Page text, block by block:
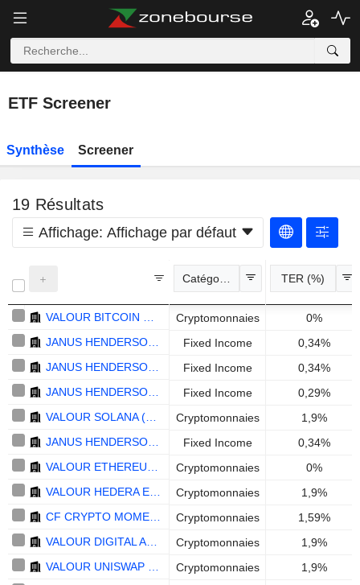
ETF Screener
Synthèse Screener
19 Résultats
Affichage: Affichage par défaut
Catégories TER (%)
Cryptomonnaies
0%
Fixed Income
0,34%
Fixed Income
0,34%
Fixed Income
0,29%
Cryptomonnaies
1,9%
Fixed Income
0,34%
Cryptomonnaies
0%
Cryptomonnaies
1,9%
Cryptomonnaies
1,59%
Cryptomonnaies
1,9%
Cryptomonnaies
1,9%